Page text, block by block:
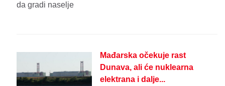
da gradi naselje
Mađarska očekuje rast
Dunava, ali će nuklearna
elektrana i dalje...